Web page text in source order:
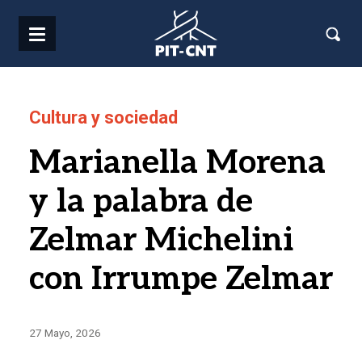
Cultura y sociedad
Marianella Morena
y la palabra de
Zelmar Michelini
con Irrumpe Zelmar
27 Mayo, 2026